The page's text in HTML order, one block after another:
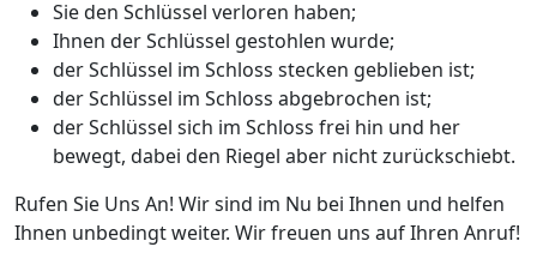
Sie den Schlüssel verloren haben;
Ihnen der Schlüssel gestohlen wurde;
der Schlüssel im Schloss stecken geblieben ist;
der Schlüssel im Schloss abgebrochen ist;
der Schlüssel sich im Schloss frei hin und her
bewegt, dabei den Riegel aber nicht zurückschiebt.
Rufen Sie Uns An! Wir sind im Nu bei Ihnen und helfen
Ihnen unbedingt weiter. Wir freuen uns auf Ihren Anruf!